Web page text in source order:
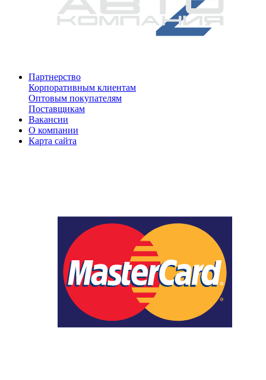
Партнерство
Корпоративным клиентам
Оптовым покупателям
Поставщикам
Вакансии
О компании
Карта сайта